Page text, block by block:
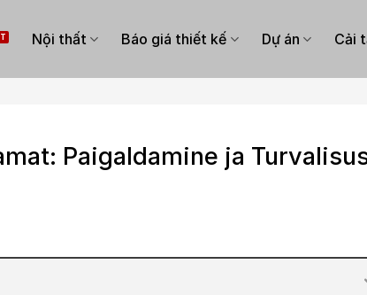
Nội thất Báo giá thiết kế Dự án Cải
Paigaldamine ja